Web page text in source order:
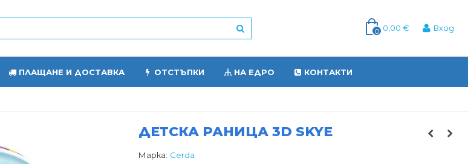
0 0,00 € Вход
ПЛАЩАНЕ И ДОСТАВКА ОТСТЪПКИ НА ЕДРО КОНТАКТИ
ДЕТСКА РАНИЦА 3D SKYE
Марка: Cerda